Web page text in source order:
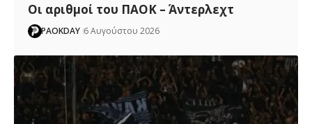
Oι αριθμοί του ΠΑΟΚ – Άντερλεχτ
PAOKDAY 6 Αυγούστου 2026